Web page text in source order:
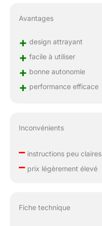
Avantages
+ design attrayant
+ facile à utiliser
+ bonne autonomie
+ performance efficace
Inconvénients
–instructions peu claires
–prix légèrement élevé
Fiche technique